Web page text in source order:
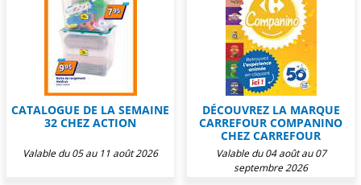
CATALOGUE DE LA SEMAINE
32 CHEZ ACTION
Valable du 05 au 11 août 2026
DÉCOUVREZ LA MARQUE
CARREFOUR COMPANINO
CHEZ CARREFOUR
Valable du 04 août au 07
septembre 2026